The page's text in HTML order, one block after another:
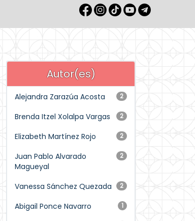
Autor(es)
2
Alejandra Zarazúa Acosta
2
Brenda Itzel Xolalpa Vargas
2
Elizabeth Martínez Rojo
2
Juan Pablo Alvarado
Magueyal
2
Vanessa Sánchez Quezada
1
Abigail Ponce Navarro